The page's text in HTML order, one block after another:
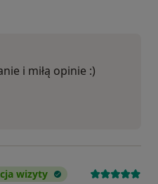
i miłą opinie :)
wizyty